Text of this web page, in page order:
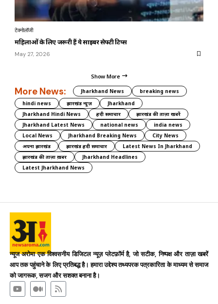
टेक्नोलॉजी
महिलाओं के लिए जरूरी हैं ये साइबर सेफ्टी टिप्स
May 27, 2026
Show More
More News: Jharkhand News
breaking news
hindi news
झारखंड न्यूज़
Jharkhand
Jharkhand Hindi News
हिंदी समाचार
झारखंड की ताज़ा खबरें
Jharkhand Latest News
national news
india news
Local News
Jharkhand Breaking News
City News
अपना झारखंड
झारखंड हिंदी समाचार
Latest News In Jharkhand
झारखंड की ताज़ा ख़बर
Jharkhand Headlines
Latest Jharkhand News
न्यूज अरोमा एक विश्वसनीय डिजिटल न्यूज़ प्लेटफ़ॉर्म है, जो सटीक, निष्पक्ष और ताज़ा खबरें
आप तक पहुंचाने के लिए प्रतिबद्ध है। हमारा उद्देश्य तथ्यपरक पत्रकारिता के माध्यम से समाज
को जागरूक, सजग और सशक्त बनाना है।